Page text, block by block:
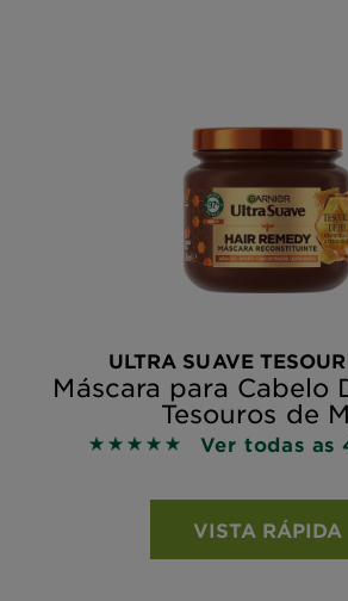
ULTRA SUAVE
Máscara para Cabelo
Tesouros de
5 out of 5 stars based on
Ver todas as
VISTA RÁPIDA